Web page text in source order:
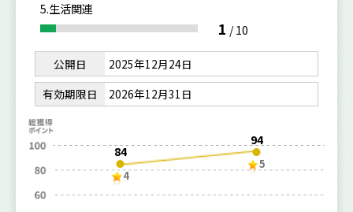
5.生活関連
1 /10
公開日
2025年12月24日
有効期限日
2026年12月31日
84
4
94
5